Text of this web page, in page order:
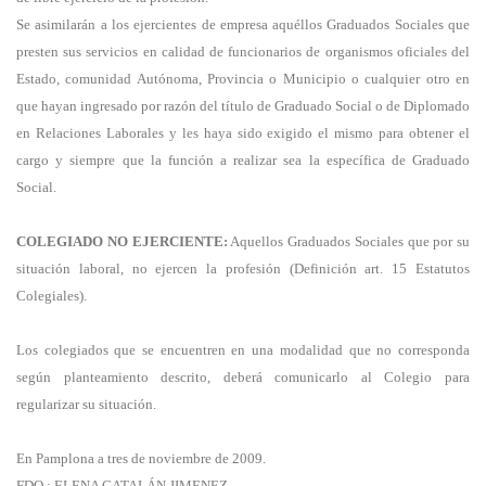
Se asimilarán a los ejercientes de empresa aquéllos Graduados Sociales que
presten sus servicios en calidad de funcionarios de organismos oficiales del
Estado, comunidad Autónoma, Provincia o Municipio o cualquier otro en
que hayan ingresado por razón del título de Graduado Social o de Diplomado
en Relaciones Laborales y les haya sido exigido el mismo para obtener el
cargo y siempre que la función a realizar sea la específica de Graduado
Social.
COLEGIADO NO EJERCIENTE: Aquellos Graduados Sociales que por su
situación laboral, no ejercen la profesión (Definición art. 15 Estatutos
Colegiales).
Los colegiados que se encuentren en una modalidad que no corresponda
según planteamiento descrito, deberá comunicarlo al Colegio para
regularizar su situación.
En Pamplona a tres de noviembre de 2009.